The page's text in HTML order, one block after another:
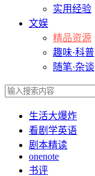
实用经验
文娱
精品资源
趣味·科普
随笔·杂谈
生活大爆炸
看剧学英语
剧本精读
onenote
书评